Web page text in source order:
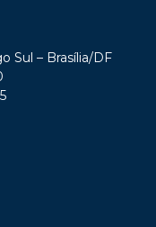
Sul – Brasília/DF